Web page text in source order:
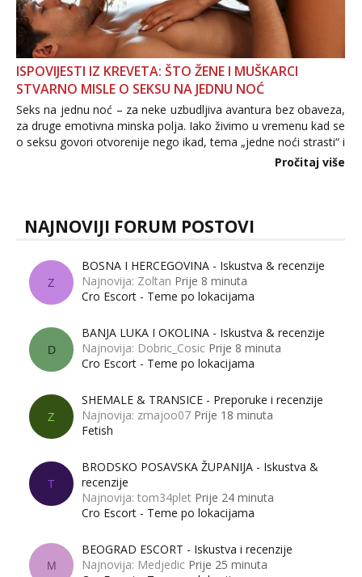
ISPOVIJESTI IZ KREVETA: ŠTO ŽENE I MUŠKARCI
STVARNO MISLE O SEKSU NA JEDNU NOĆ
Seks na jednu noć – za neke uzbudljiva avantura bez obaveza,
za druge emotivna minska polja. Iako živimo u vremenu kad se
o seksu govori otvorenije nego ikad, tema „jedne noći strasti“ i
dalje izaziva burne rasprave. Što zapravo misle žene, a što
Pročitaj više
NAJNOVIJI FORUM POSTOVI
Z
BOSNA I HERCEGOVINA - Iskustva & recenzije
Najnovija: Zoltan Prije 8 minuta
Cro Escort - Teme po lokacijama
D
BANJA LUKA I OKOLINA - Iskustva & recenzije
Najnovija: Dobric_Cosic Prije 8 minuta
Cro Escort - Teme po lokacijama
Z
SHEMALE & TRANSICE - Preporuke i recenzije
Najnovija: zmajoo07 Prije 18 minuta
Fetish
T
BRODSKO POSAVSKA ŽUPANIJA - Iskustva &
recenzije
Najnovija: tom34plet Prije 24 minuta
Cro Escort - Teme po lokacijama
M
BEOGRAD ESCORT - Iskustva i recenzije
Najnovija: Medjedic Prije 25 minuta